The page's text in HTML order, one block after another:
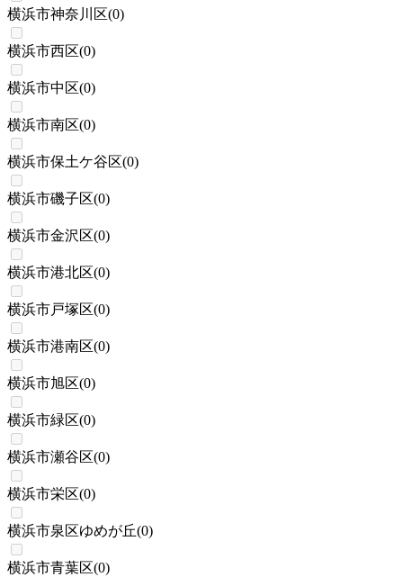
横浜市神奈川区(0)
横浜市西区(0)
横浜市中区(0)
横浜市南区(0)
横浜市保土ケ谷区(0)
横浜市磯子区(0)
横浜市金沢区(0)
横浜市港北区(0)
横浜市戸塚区(0)
横浜市港南区(0)
横浜市旭区(0)
横浜市緑区(0)
横浜市瀬谷区(0)
横浜市栄区(0)
横浜市泉区ゆめが丘(0)
横浜市青葉区(0)